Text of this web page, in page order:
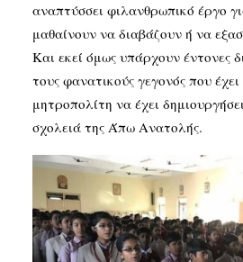
αναπτύσσει φιλανθρωπικό έργο
μαθαίνουν να διαβάζουν ή να
Και εκεί όμως υπάρχουν έντονες
τους φανατικούς γεγονός που
μητροπολίτη να έχει
σχολειά της Άπω Ανατολής.